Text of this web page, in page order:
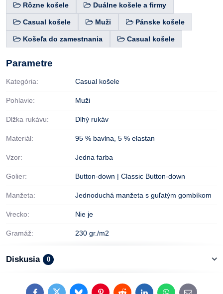
Rôzne košele Duálne košele a firmy
Casual košele Muži Pánske košele
Košeľa do zamestnania Casual košele
Parametre
Kategória: Casual košele
Pohlavie: Muži
Dlžka rukávu: Dlhý rukáv
Materiál: 95 % bavlna 5 % elastan
Vzor: Jedna farba
Golier: Button-down | Classic Button-down
Manžeta: Jednoduchá manžeta s guľatým gombíkom
Vrecko: Nie je
Gramáž: 230 gr./m2
Diskusia 0